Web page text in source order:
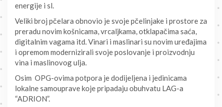
energije i sl.
Veliki broj pčelara obnovio je svoje pčelinjake i prostore za
preradu novim košnicama, vrcaljkama, otklapačima saća,
digitalnim vagama itd. Vinari i maslinari su novim uređajima
i opremom modernizirali svoje poslovanje i proizvodnju
vina i maslinovog ulja.
Osim OPG-ovima potpora je dodijeljena i jedinicama
lokalne samouprave koje pripadaju obuhvatu LAG-a
“ADRION”.